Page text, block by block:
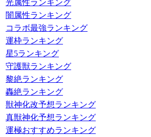
光属性ランキング
闇属性ランキング
コラボ最強ランキング
運枠ランキング
星5ランキング
守護獣ランキング
黎絶ランキング
轟絶ランキング
獣神化改予想ランキング
真獣神化予想ランキング
運極おすすめランキング